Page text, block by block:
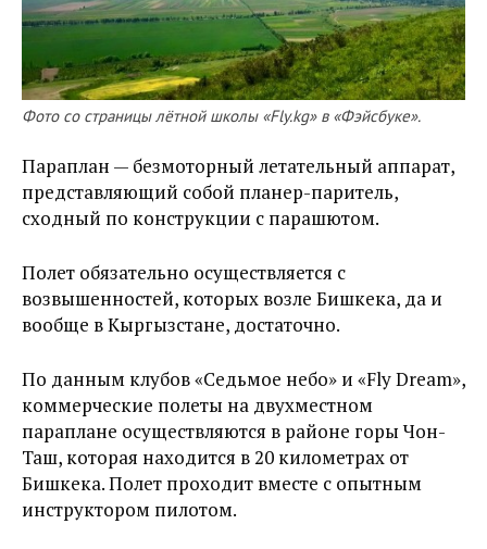
Фото со страницы лётной школы «Fly.kg» в «Фэйсбуке».
Параплан — безмоторный летательный аппарат,
представляющий собой планер-паритель,
сходный по конструкции с парашютом.
Полет обязательно осуществляется с
возвышенностей, которых возле Бишкека, да и
вообще в Кыргызстане, достаточно.
По данным клубов «Седьмое небо» и «Fly Dream»,
коммерческие полеты на двухместном
параплане осуществляются в районе горы Чон-
Таш, которая находится в 20 километрах от
Бишкека. Полет проходит вместе с опытным
инструктором пилотом.